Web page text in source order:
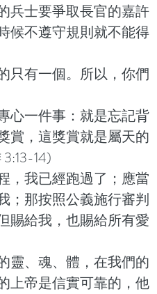
兵士要爭取長官的嘉許
候不遵守規則就不能得
只有一個。所以，你們
心一件事：就是忘記背
賞，這獎賞就是屬天的
14)
，我已經跑過了；應當
；那按照公義施行審判
賜給我，也賜給所有愛
靈、魂、體，在我們的
上帝是信實可靠的，他